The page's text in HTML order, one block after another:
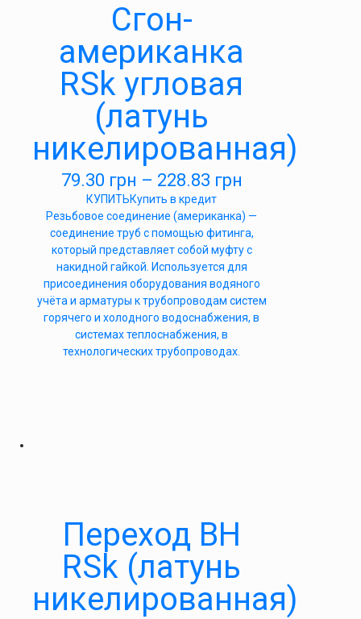
Сгон-
американка
RSk угловая
(латунь
никелированная)
79.30 грн – 228.83 грн
КУПИТЬКупить в кредит
Резьбовое соединение (американка) —
соединение труб с помощью фитинга,
который представляет собой муфту с
накидной гайкой. Используется для
присоединения оборудования водяного
учёта и арматуры к трубопроводам систем
горячего и холодного водоснабжения, в
системах теплоснабжения, в
технологических трубопроводах.
Переход ВН
RSk (латунь
никелированная)